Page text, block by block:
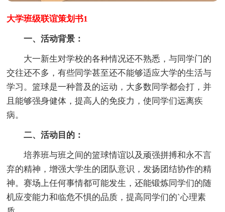
大学班级联谊策划书1
一、活动背景：
大一新生对学校的各种情况还不熟悉，与同学门的
交往还不多，有些同学甚至还不能够适应大学的生活与
学习。篮球是一种普及的运动，大多数同学都会打，并
且能够强身健体，提高人的免疫力，使同学们远离疾
病。
二、活动目的：
培养班与班之间的篮球情谊以及顽强拼搏和永不言
弃的精神，增强大学生的团队意识，发扬团结协作的精
神。赛场上任何事情都可能发生，还能锻炼同学们的随
机应变能力和临危不惧的品质，提高同学们的`心理素